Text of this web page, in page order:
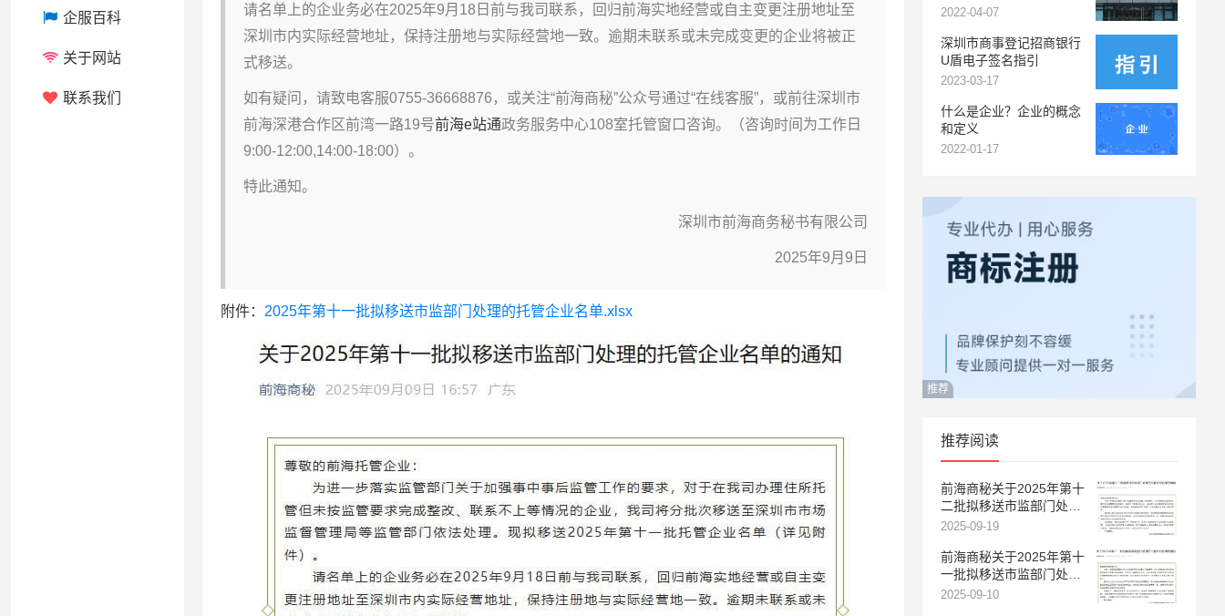
企服百科
关于网站
联系我们
请名单上的企业务必在2025年9月18日前与我司联系，回归前海实地经营或自主变更注册地址至
深圳市内实际经营地址，保持注册地与实际经营地一致。逾期未联系或未完成变更的企业将被正
式移送。
如有疑问，请致电客服0755-36668876，或关注“前海商秘”公众号通过“在线客服”，或前往深圳市
前海深港合作区前湾一路19号前海e站通政务服务中心108室托管窗口咨询。（咨询时间为工作日
9:00-12:00,14:00-18:00）。
特此通知。
深圳市前海商务秘书有限公司
2025年9月9日
附件： 2025年第十一批拟移送市监部门处理的托管企业名单.xlsx
2022-04-07
深圳市商事登记招商银行
U盾电子签名指引
2023-03-17
什么是企业？企业的概念
和定义
2022-01-17
推荐
推荐阅读
前海商秘关于2025年第十
二批拟移送市监部门处理
的托管企业名单的通知
2025-09-19
前海商秘关于2025年第十
一批拟移送市监部门处理
的托管企业名单的通知
2025-09-10